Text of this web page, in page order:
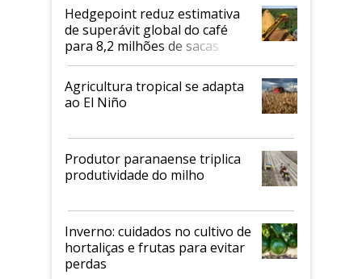
Hedgepoint reduz estimativa
de superávit global do café
para 8,2 milhões de sacas
Agricultura tropical se adapta
ao El Niño
Produtor paranaense triplica
produtividade do milho
Inverno: cuidados no cultivo de
hortaliças e frutas para evitar
perdas